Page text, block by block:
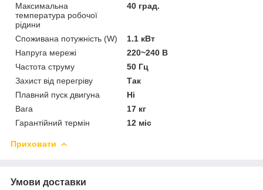
Максимальна
температура робочої
рідини
40 град.
Споживана потужність (W)
1.1 кВт
Напруга мережі
220~240 В
Частота струму
50 Гц
Захист від перегріву
Так
Плавний пуск двигуна
Ні
Вага
17 кг
Гарантійний термін
12 міс
Приховати
Умови доставки